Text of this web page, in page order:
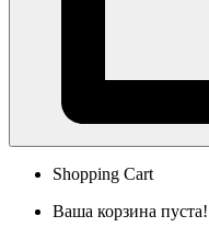
Shopping Cart
Ваша корзина пуста!